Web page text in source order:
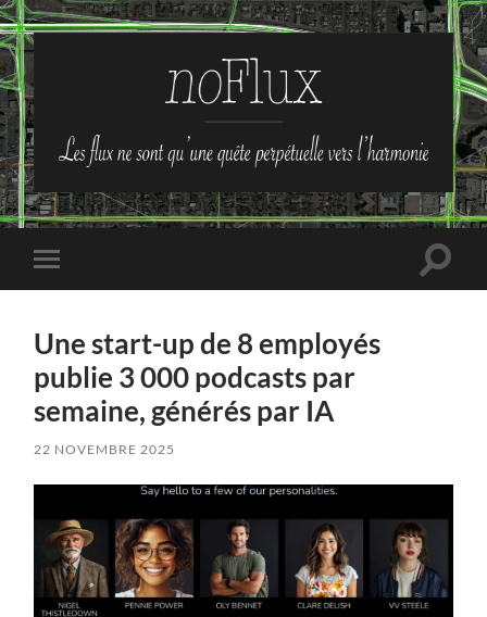
no-
Flux
Toggle
mobile
Toggle
Une start-up de 8 employés
publie 3 000 podcasts par
semaine, générés par IA
22 NOVEMBRE 2025